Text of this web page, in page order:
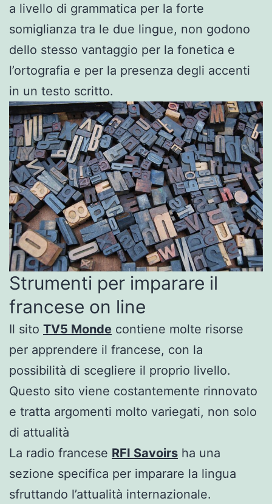
a livello di grammatica per la forte
somiglianza tra le due lingue, non godono
dello stesso vantaggio per la fonetica e
l’ortografia e per la presenza degli accenti
in un testo scritto.
Strumenti per imparare il
francese on line
Il sito TV5 Monde contiene molte risorse
per apprendere il francese, con la
possibilità di scegliere il proprio livello.
Questo sito viene costantemente rinnovato
e tratta argomenti molto variegati, non solo
di attualità
La radio francese RFI Savoirs ha una
sezione specifica per imparare la lingua
sfruttando l’attualità internazionale.